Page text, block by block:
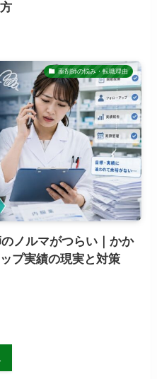
薬剤師の悩み・転職理由
のノルマがつらい｜かか
プ実績の現実と対策